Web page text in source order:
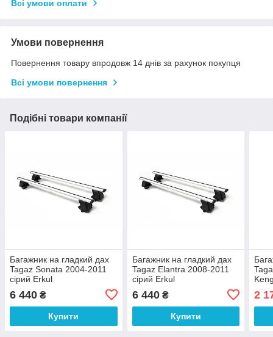
Всі умови оплати
Умови повернення
Повернення товару впродовж 14 днів за рахунок покупця
Всі умови повернення
Подібні товари компанії
Багажник на гладкий дах
Tagaz Sonata 2004-2011
сірий Erkul
6 440 ₴
Купити
Багажник на гладкий дах
Tagaz Elantra 2008-2011
сірий Erkul
6 440₴
Купити
2